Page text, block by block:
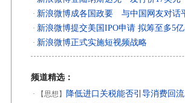
· 新浪微博成各国政要 与中国网友对话
· 新浪微博提交美国IPO申请 拟筹至多5
· 新浪微博正式实施短视频战略
频道精选：
· 【思想】 降低进口关税能否引导消费回流